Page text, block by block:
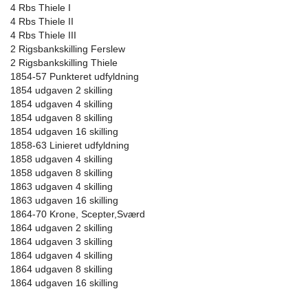
4 Rbs Thiele I
4 Rbs Thiele II
4 Rbs Thiele III
2 Rigsbankskilling Ferslew
2 Rigsbankskilling Thiele
1854-57 Punkteret udfyldning
1854 udgaven 2 skilling
1854 udgaven 4 skilling
1854 udgaven 8 skilling
1854 udgaven 16 skilling
1858-63 Linieret udfyldning
1858 udgaven 4 skilling
1858 udgaven 8 skilling
1863 udgaven 4 skilling
1863 udgaven 16 skilling
1864-70 Krone, Scepter,Sværd
1864 udgaven 2 skilling
1864 udgaven 3 skilling
1864 udgaven 4 skilling
1864 udgaven 8 skilling
1864 udgaven 16 skilling